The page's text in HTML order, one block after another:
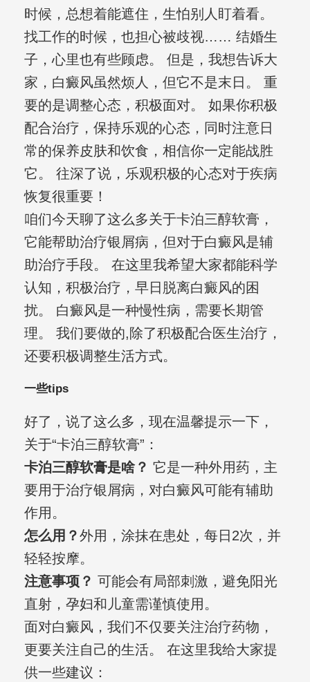
时候，总想着能遮住，生怕别人盯着看。
找工作的时候，也担心被歧视…… 结婚生
子，心里也有些顾虑。 但是，我想告诉大
家，白癜风虽然烦人，但它不是末日。 重
要的是调整心态，积极面对。 如果你积极
配合治疗，保持乐观的心态，同时注意日
常的保养皮肤和饮食，相信你一定能战胜
它。 往深了说，乐观积极的心态对于疾病
恢复很重要！
咱们今天聊了这么多关于卡泊三醇软膏，
它能帮助治疗银屑病，但对于白癜风是辅
助治疗手段。 在这里我希望大家都能科学
认知，积极治疗，早日脱离白癜风的困
扰。 白癜风是一种慢性病，需要长期管
理。 我们要做的,除了积极配合医生治疗，
还要积极调整生活方式。
一些tips
好了，说了这么多，现在温馨提示一下，
关于“卡泊三醇软膏”：
卡泊三醇软膏是啥？ 它是一种外用药，主
要用于治疗银屑病，对白癜风可能有辅助
作用。
怎么用？外用，涂抹在患处，每日2次，并
轻轻按摩。
注意事项？ 可能会有局部刺激，避免阳光
直射，孕妇和儿童需谨慎使用。
面对白癜风，我们不仅要关注治疗药物，
更要关注自己的生活。 在这里我给大家提
供一些建议：